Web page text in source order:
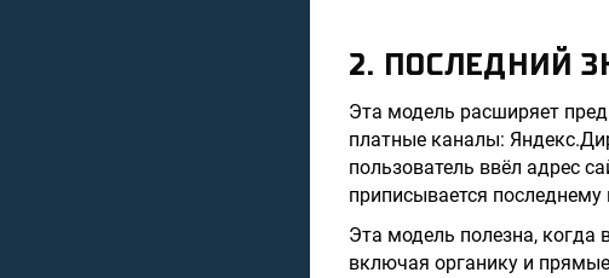
2. ПОСЛЕДНИЙ
Эта модель расширяет
платные каналы:
пользователь ввёл адрес
приписывается последнему
Эта модель полезна, когда
включая органику и